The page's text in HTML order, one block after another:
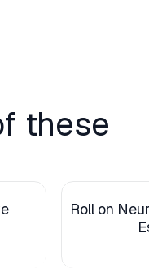
these
Roll on